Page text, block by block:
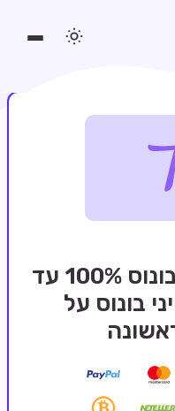
חבילת קבלת פנים: בונוס 100% עד
100 ספיני בונוס על